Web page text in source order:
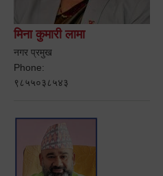
मिना कुमारी लामा
नगर प्रमुख
Phone:
९८५५०३८५४३